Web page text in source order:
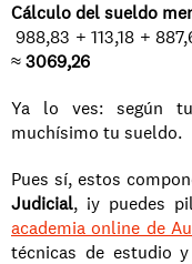
Cálculo del sueldo
988,83 + 113,18 + 887,66 + 239,10 + 98,88 + 173,80 + 567,81
≈ 3069,26
Ya lo ves: según
muchísimo tu sueldo.
Pues sí, estos
Judicial
academia online de